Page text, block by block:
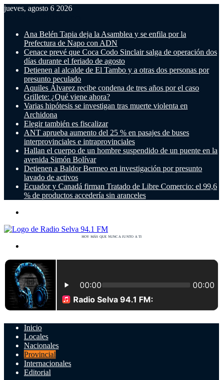
jueves, agosto 6 2026
Ana Belén Tapia deja la Asamblea y se enfila por la
Prefectura de Napo con ADN
Cenace prevé que Coca Codo Sinclair salga de operación dos
días durante el feriado de agosto
Detienen al alcalde de El Tambo y a otras dos personas por
presunto peculado
Aquiles Álvarez recibe condena de tres años por el caso
Grillete: ¿Qué viene ahora?
Varias hipótesis se investigan tras muerte violenta en
Archidona
Elegir también es fiscalizar
ANT aprueba aumento del 25 % en pasajes de buses
interprovinciales e intraprovinciales
Hallan el cuerpo de un hombre suspendido de un puente en la
avenida Simón Bolívar
Detienen a Baldor Bermeo en investigación por presunto
lavado de activos
Ecuador y Canadá firman Tratado de Libre Comercio: el 99,6
% de productos accedería sin aranceles
Inicio
Locales
Nacionales
Provincial
Internacionales
Editorial